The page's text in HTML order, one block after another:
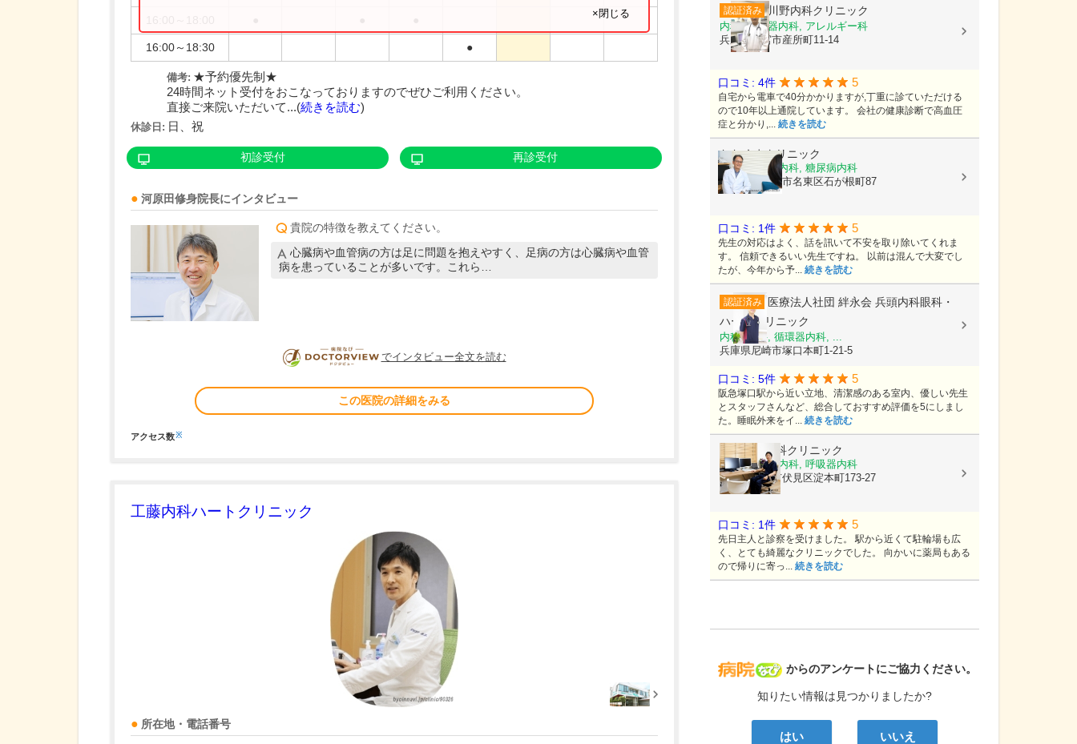
16:00～18:30 ●
×閉じる
備考: ★予約優先制★
24時間ネット受付をおこなっておりますのでぜひご利用ください。
直接ご来院いただいて...(続きを読む)
休診日: 日、祝
初診受付 再診受付
河原田修身院長にインタビュー
貴院の特徴を教えてください。
心臓病や血管病の方は足に問題を抱えやすく、足病の方は心臓病や血管
病を患っていることが多いです。これら…
DOCTORVIEW
でインタビュー全文を読む
この医院の詳細をみる
アクセス数※
工藤内科ハートクリニック
所在地・電話番号
病院なび
からのアンケートにご協力ください。
知りたい情報は見つかりましたか?
はい いいえ
認証済み 川野内科クリニック
内科, 循環器内科, アレルギー科
兵庫県西宮市産所町11-14
口コミ: 4件 5
自宅から電車で40分かかりますが,丁重に診ていただける
ので10年以上通院しています。 会社の健康診断で高血圧
症と分かり,... 続きを読む
おおくまクリニック
内科, 循環器内科, 糖尿病内科
愛知県名古屋市名東区石が根町87
口コミ: 1件 5
先生の対応はよく、話を訊いて不安を取り除いてくれま
す。 信頼できるいい先生ですね。 以前は混んで大変でし
たが、今年から予... 続きを読む
認証済み 医療法人社団 絆永会 兵頭内科眼科・
ハートクリニック
内科, 眼科, 循環器内科, ...
兵庫県尼崎市塚口本町1-21-5
口コミ: 5件 5
阪急塚口駅から近い立地、清潔感のある室内、優しい先生
とスタッフさんなど、総合しておすすめ評価を5にしまし
た。睡眠外来をイ... 続きを読む
おおつか内科クリニック
内科, 循環器内科, 呼吸器内科
京都府京都市伏見区淀本町173-27
口コミ: 1件 5
先日主人と診察を受けました。 駅から近くて駐輪場も広
く、とても綺麗なクリニックでした。 向かいに薬局もある
ので帰りに寄っ... 続きを読む